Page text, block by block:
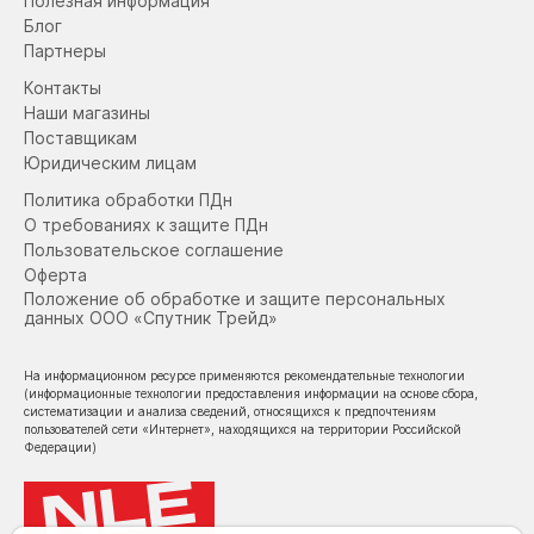
Блог
Партнеры
Контакты
Наши магазины
Поставщикам
Юридическим лицам
Политика обработки ПДн
О требованиях к защите ПДн
Пользовательское соглашение
Оферта
Положение об обработке и защите персональных
данных ООО «Спутник Трейд»
На информационном ресурсе применяются рекомендательные технологии
(информационные технологии предоставления информации на основе сбора,
систематизации и анализа сведений, относящихся к предпочтениям
пользователей сети «Интернет», находящихся на территории Российской
Федерации)